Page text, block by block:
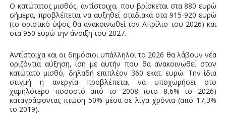
Ο κατώτατος μισθός, αντίστοιχα, που βρίσκεται στα 880 ευρώ
σήμερα, προβλέπεται να αυξηθεί σταδιακά στα 915-920 ευρώ
(το οριστικό ύψος θα ανακοινωθεί τον Απρίλιο του 2026) και
στα 950 ευρώ την άνοιξη του 2027.
Αντίστοιχα και οι δημόσιοι υπάλληλοι το 2026 θα λάβουν νέα
οριζόντια αύξηση, ίση με αυτήν που θα ανακοινωθεί στον
κατώτατο μισθό, δηλαδή επιπλέον 360 εκατ. ευρώ. Την ίδια
στιγμή η ανεργία προβλέπεται να υποχωρήσει στο
χαμηλότερο ποσοστό από το 2008 (στο 8,6% το 2026)
καταγράφοντας πτώση 50% μέσα σε λίγα χρόνια (από 17,3%
το 2019).